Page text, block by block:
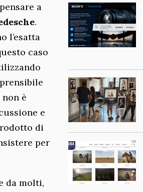
a
.
l’esatta
caso
è
e
di
per
da molti,